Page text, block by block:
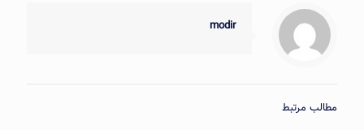
modir
مطالب مرتبط